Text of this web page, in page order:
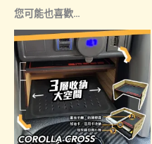
您可能也喜歡…